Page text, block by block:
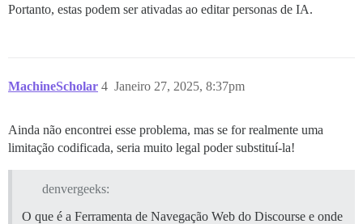
Portanto, estas podem ser ativadas ao editar personas de IA.
MachineScholar Janeiro 27, 2025, 8:37pm
4
Ainda não encontrei esse problema, mas se for realmente uma
limitação codificada, seria muito legal poder substituí-la!
denvergeeks:
O que é a Ferramenta de Navegação Web do Discourse e onde